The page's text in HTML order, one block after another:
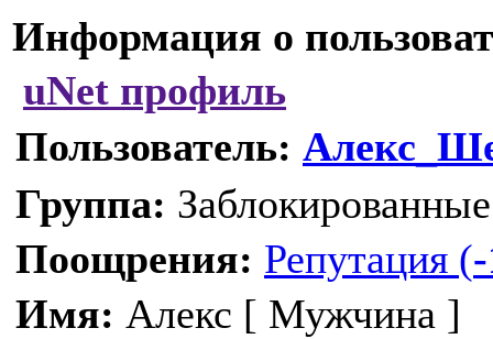
Информация о
uNet профиль
Пользователь:
Группа:
Поощрения: Репутация (
Имя: Алекс [ Мужчина ]